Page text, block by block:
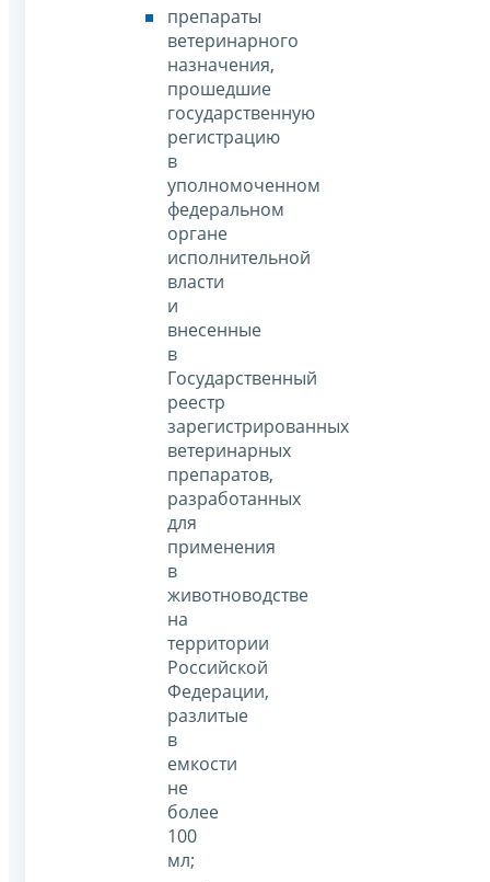
препараты
ветеринарного
назначения,
прошедшие
государственную
регистрацию
в
уполномоченном
федеральном
органе
исполнительной
власти
и
внесенные
в
Государственный
реестр
зарегистрированных
ветеринарных
препаратов,
разработанных
для
применения
в
животноводстве
на
территории
Российской
Федерации,
разлитые
в
емкости
не
более
100
мл;